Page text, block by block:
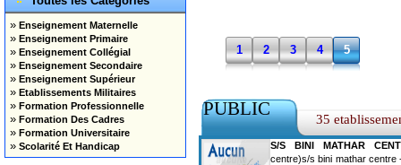
» Enseignement Maternelle
» Enseignement Primaire
» Enseignement Collégial
» Enseignement Secondaire
» Enseignement Supérieur
» Etablissements Militaires
» Formation Professionnelle
» Formation Des Cadres
» Formation Universitaire
» Scolarité Et Handicap
1 2 3 4 5
PUBLIC 35
S/S BINI MATHAR
centre)s/s bini mathar centre